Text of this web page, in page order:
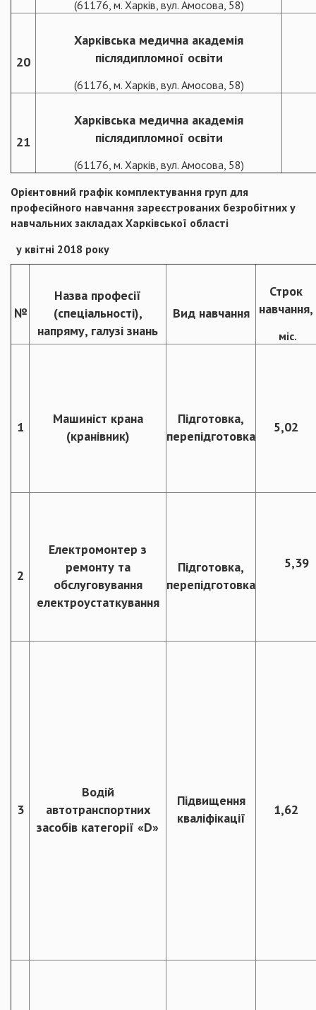
(61176, м. Харків, вул. Амосова, 58)
20
Харківська медична академія
післядипломної освіти
(61176, м. Харків, вул. Амосова, 58)
21
Харківська медична академія
післядипломної освіти
(61176, м. Харків, вул. Амосова, 58)
Орієнтовний графік комплектування груп для
професійного навчання зареєстрованих безробітних у
навчальних закладах Харківської області
у квітні 2018 року
№
Назва професії
(спеціальності),
напряму, галузі знань
Вид навчання
Строк
навчання,
міс.
1
Машиніст крана
(кранівник)
Підготовка,
перепідготовка
5,02
2
Електромонтер з
ремонту та
обслуговування
електроустаткування
Підготовка,
перепідготовка
5,39
3
Водій
автотранспортних
засобів категорії «D»
Підвищення
кваліфікації
1,62